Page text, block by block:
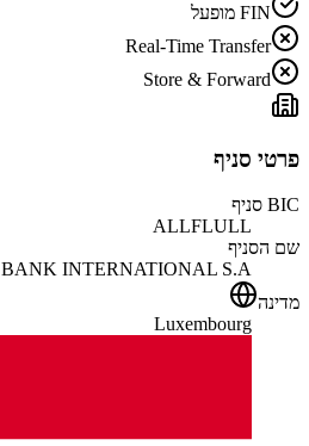
FIN מופעל
Real-Time Transfer
Store & Forward
פרטי סניף
BIC סניף
ALLFLULL
שם הסניף
INTERNATIONAL S.A.
מדינה
Luxembourg